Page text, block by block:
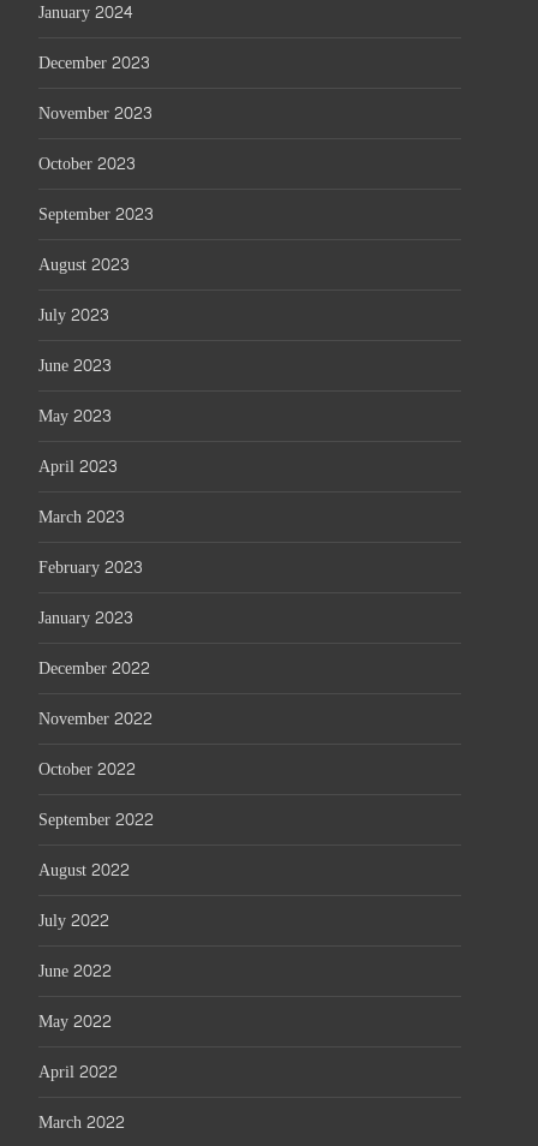
January 2024
December 2023
November 2023
October 2023
September 2023
August 2023
July 2023
June 2023
May 2023
April 2023
March 2023
February 2023
January 2023
December 2022
November 2022
October 2022
September 2022
August 2022
July 2022
June 2022
May 2022
April 2022
March 2022